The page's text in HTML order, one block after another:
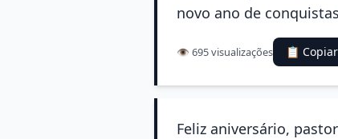
novo ano de
👁️ 695 visualizações 📋 Copiar
Feliz aniversário,